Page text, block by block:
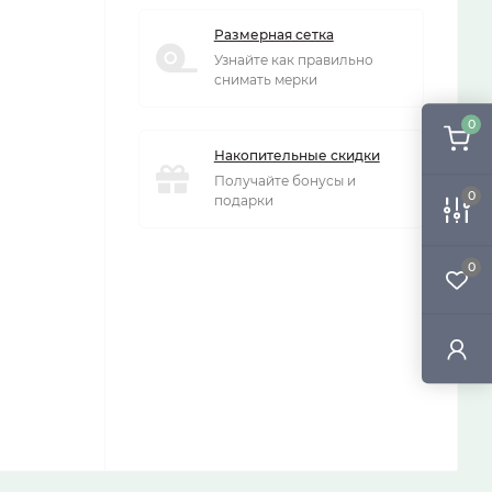
0
0
0
Размерная сетка
Узнайте как правильно
снимать мерки
Накопительные скидки
Получайте бонусы и
подарки